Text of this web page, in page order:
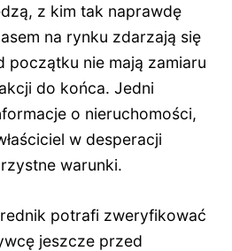
z kim tak naprawdę
na rynku zdarzają się
początku nie mają zamiaru
do końca. Jedni
o nieruchomości,
w desperacji
warunki.
potrafi zweryfikować
jeszcze przed